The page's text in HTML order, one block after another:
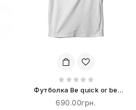
Футболка Be quick or be
dead
690.00грн.